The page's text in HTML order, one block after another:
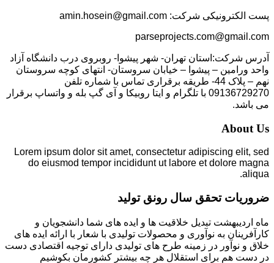
پست الکترونیکی شرکت: amin.hosein@gmail.com
parseprojects.com@gmail.com
آدرس شرکت:استان تهران- شهر پیشوا- روبروی درب دانشگاه آزاد
واحد ورامین – پیشوا – خیابان سروستان- انتهای کوچه سروستان
نهم – پلاک 44- طریقه برقراری تماس با شماره تلفن
09136729270 با تلگرام و ایتا روبیکا و آی گپ بله و واتساپ برقرار
می باشد.
About Us
Lorem ipsum dolor sit amet, consectetur adipiscing elit, sed
do eiusmod tempor incididunt ut labore et dolore magna
aliqua.
ضروریات تحقق سال رونق تولید
ماه اردیبهشت تبدیل خلاقیت ها و ایده های شما دانشجویان و
کارآفرینان به نوآوری و محصولات تولیدی با شعار با ارائه ایده های
خلاق و نوآور در زمینه طرح های تولیدی دارای توجیه اقتصادی دست
در دست هم برای استقلال هر چه بیشتر کشورمان بکوشیم